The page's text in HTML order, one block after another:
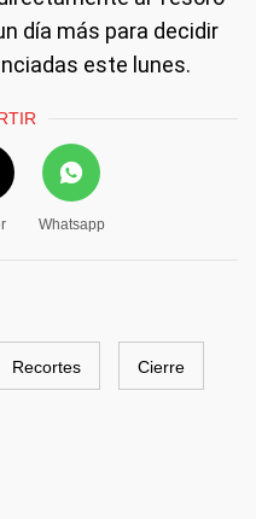
día más para decidir
este lunes.
Whatsapp
Recortes Cierre